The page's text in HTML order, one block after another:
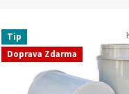
Tip
Doprava Zdarma